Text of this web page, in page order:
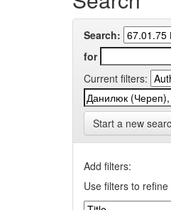
Search:
for
Current filters:
Start a new
Add filters:
Use filters to